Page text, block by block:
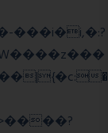
���i�i,�:?